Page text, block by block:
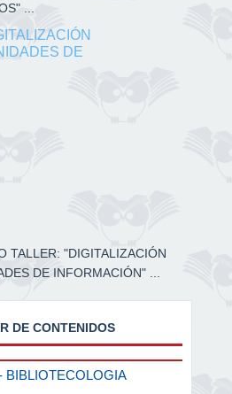
...
DE
TALLER: "DIGITALIZACIÓN
DE INFORMACIÓN" ...
DE CONTENIDOS
BIBLIOTECOLOGIA